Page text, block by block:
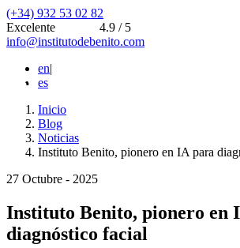
(+34) 932 53 02 82
Excelente
4.9 / 5
info@institutodebenito.com
en|
es
Inicio
Blog
Noticias
Instituto Benito, pionero en IA para
27 Octubre - 2025
Instituto Benito, pionero en
diagnóstico facial